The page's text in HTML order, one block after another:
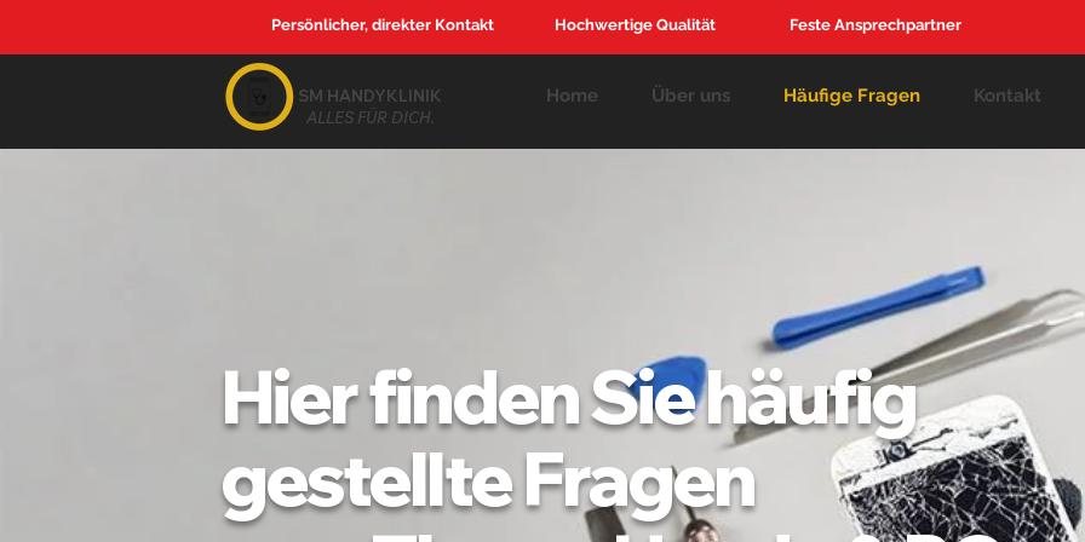
Persönlicher, direkter Kontakt Hochwertige Qualität Feste Ansprechpartner
SM HANDYKLINIK
ALLES FÜR DICH.
Home Über uns Häufige Fragen Kontakt
Hier finden Sie häufig
gestellte Fragen